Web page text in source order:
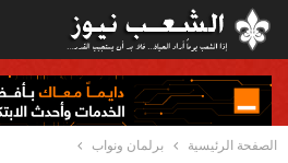
الصفحة الرئيسية برلمان ونواب